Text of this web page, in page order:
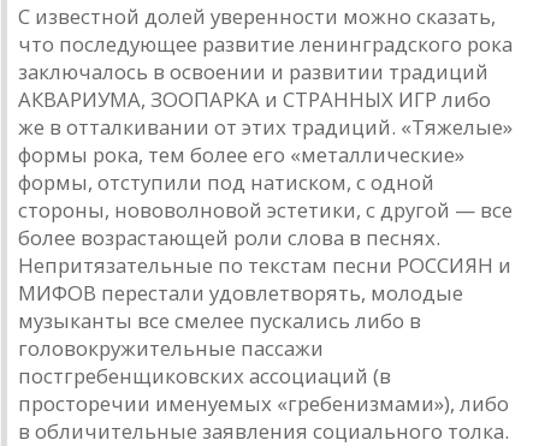
С известной долей уверенности можно сказать,
что последующее развитие ленинградского рока
заключалось в освоении и развитии традиций
АКВАРИУМА, ЗООПАРКА и СТРАННЫХ ИГР либо
же в отталкивании от этих традиций. «Тяжелые»
формы рока, тем более его «металлические»
формы, отступили под натиском, с одной
стороны, нововолновой эстетики, с другой — все
более возрастающей роли слова в песнях.
Непритязательные по текстам песни РОССИЯН и
МИФОВ перестали удовлетворять, молодые
музыканты все смелее пускались либо в
головокружительные пассажи
постгребенщиковских ассоциаций (в
просторечии именуемых «гребенизмами»), либо
в обличительные заявления социального толка.